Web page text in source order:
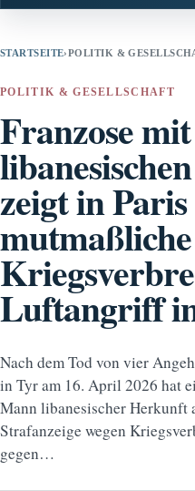
STARTSEITE›POLITIK &
POLITIK & GESELLSCHAFT
Franzose mit
zeigt in Paris
mutmaßliche
Luftangriff
Nach dem Tod von vier
in Tyr am 16. April 2026 hat
Mann libanesischer Herkunft
Strafanzeige wegen
gegen…